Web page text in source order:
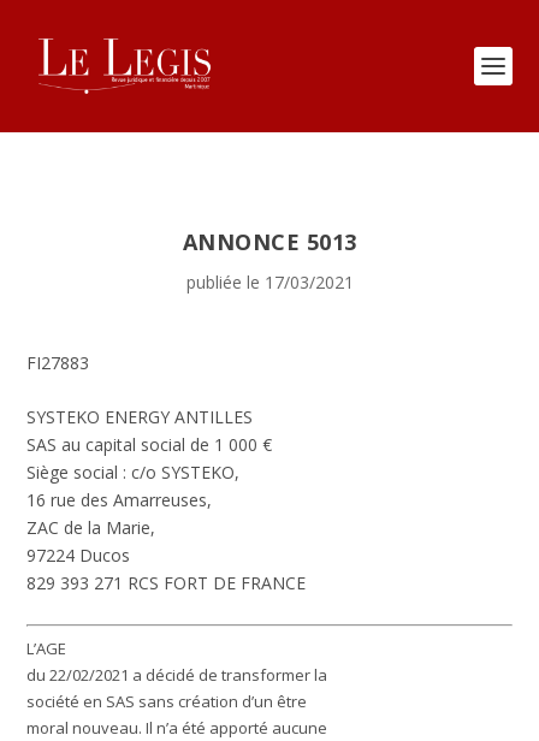
ANNONCE 5013
publiée le 17/03/2021
FI27883
SYSTEKO ENERGY ANTILLES
SAS au capital social de 1 000 €
Siège social : c/o SYSTEKO,
16 rue des Amarreuses,
ZAC de la Marie,
97224 Ducos
829 393 271 RCS FORT DE FRANCE
L’AGE
du 22/02/2021 a décidé de transformer la
société en SAS sans création d’un être
moral nouveau. Il n’a été apporté aucune